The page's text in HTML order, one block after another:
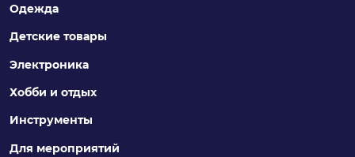
Одежда
Детские товары
Электроника
Хобби и отдых
Инструменты
Для мероприятий